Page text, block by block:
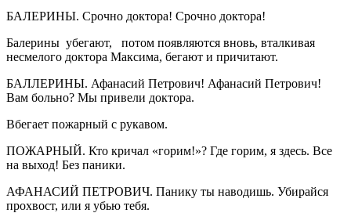
БАЛЕРИНЫ. Срочно доктора! Срочно доктора!
Балерины убегают, потом появляются вновь, вталкивая
несмелого доктора Максима, бегают и причитают.
БАЛЛЕРИНЫ. Афанасий Петрович! Афанасий Петрович!
Вам больно? Мы привели доктора.
Вбегает пожарный с рукавом.
ПОЖАРНЫЙ. Кто кричал «горим!»? Где горим, я здесь. Все
на выход! Без паники.
АФАНАСИЙ ПЕТРОВИЧ. Панику ты наводишь. Убирайся
прохвост, или я убью тебя.